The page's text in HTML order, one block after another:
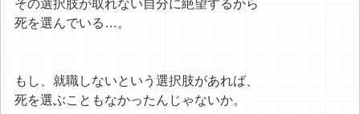
その選択肢が取れない自分に絶望するから
死を選んでいる…。
もし、就職しないという選択肢があれば、
死を選ぶこともなかったんじゃないか。